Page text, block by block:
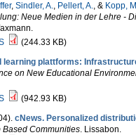
, Sindler, A., Pellert, A., & Kopp,
Neue Medien in der Lehre -
(244.33 KB)
learning plattforms:
on New Educational
(942.93 KB)
cNews. Personalized
Based Communities. Lissabon.